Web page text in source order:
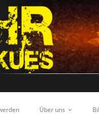
Über uns